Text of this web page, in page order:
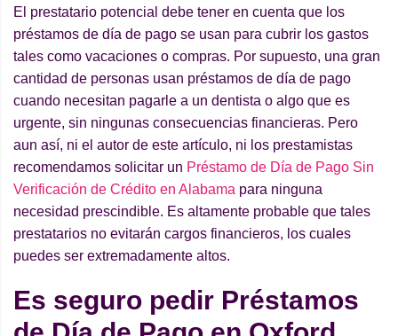
El prestatario potencial debe tener en cuenta que los
préstamos de día de pago se usan para cubrir los gastos
tales como vacaciones o compras. Por supuesto, una gran
cantidad de personas usan préstamos de día de pago
cuando necesitan pagarle a un dentista o algo que es
urgente, sin ningunas consecuencias financieras. Pero
aun así, ni el autor de este artículo, ni los prestamistas
recomendamos solicitar un Préstamo de Día de Pago Sin
Verificación de Crédito en Alabama para ninguna
necesidad prescindible. Es altamente probable que tales
prestatarios no evitarán cargos financieros, los cuales
puedes ser extremadamente altos.
Es seguro pedir Préstamos